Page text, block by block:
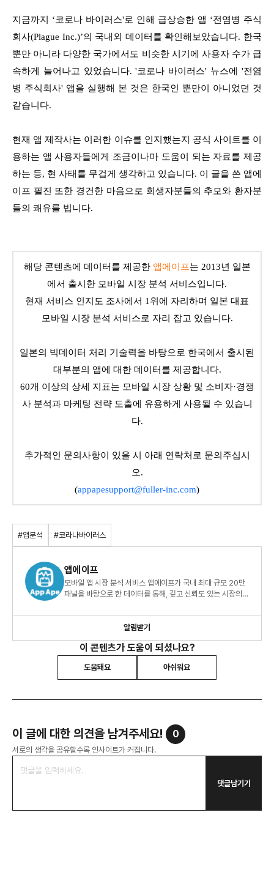
지금까지 ‘코로나 바이러스'로 인해 급상승한 앱 ‘전염병 주식
회사(Plague Inc.)’의 국내외 데이터를 확인해보았습니다. 한국
뿐만 아니라 다양한 국가에서도 비슷한 시기에 사용자 수가 급
속하게 늘어나고 있었습니다. '코로나 바이러스' 뉴스에 '전염
병 주식회사' 앱을 실행해 본 것은 한국인 뿐만이 아니었던 것
같습니다.
현재 앱 제작사는 이러한 이슈를 인지했는지 공식 사이트를 이
용하는 앱 사용자들에게 조금이나마 도움이 되는 자료를 제공
하는 등, 현 사태를 무겁게 생각하고 있습니다. 이 글을 쓴 앱에
이프 필진 또한 경건한 마음으로 희생자분들의 추모와 환자분
들의 쾌유를 빕니다.
해당 콘텐츠에 데이터를 제공한 앱에이프는 2013년 일본
에서 출시한 모바일 시장 분석 서비스입니다.
현재 서비스 인지도 조사에서 1위에 자리하며 일본 대표
모바일 시장 분석 서비스로 자리 잡고 있습니다.
일본의 빅데이터 처리 기술력을 바탕으로 한국에서 출시된
대부분의 앱에 대한 데이터를 제공합니다.
60개 이상의 상세 지표는 모바일 시장 상황 및 소비자·경쟁
사 분석과 마케팅 전략 도출에 유용하게 사용될 수 있습니
다.
추가적인 문의사항이 있을 시 아래 연락처로 문의주십시
오.
(appapesupport@fuller-inc.com)
#앱분석 #코라나바이러스
앱에이프
모바일 앱 시장 분석 서비스 앱에이프가 국내 최대 규모 20만
패널을 바탕으로 한 데이터를 통해, 깊고 신뢰도 있는 시장의
알림받기
이 콘텐츠가 도움이 되셨나요?
도움돼요 아쉬워요
이 글에 대한 의견을 남겨주세요! 0
서로의 생각을 공유할수록 인사이트가 커집니다.
댓글남기기